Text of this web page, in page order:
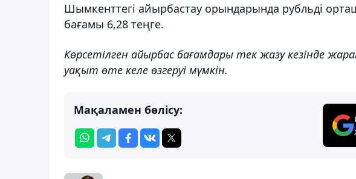
Шымкенттегі айырбастау орындарында рубльді
бағамы 6,28 теңге.
Көрсетілген айырбас бағамдары тек жазу кезінде
уақыт өте келе өзгеруі мүмкін.
Мақаламен бөлісу: